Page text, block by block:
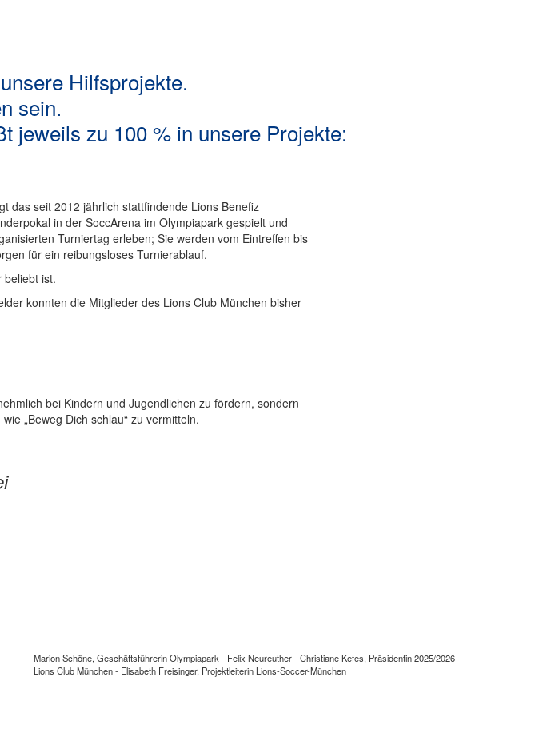
Hilfsprojekte.
sein.
jeweils zu 100 % in unsere Projekte:
das seit 2012 jährlich stattfindende Lions Benefiz
in der SoccArena im Olympiapark gespielt und
Turniertag erleben; Sie werden vom Eintreffen bis
für ein reibungsloses Turnierablauf.
beliebt ist.
konnten die Mitglieder des Lions Club München bisher
bei Kindern und Jugendlichen zu fördern, sondern
„Beweg Dich schlau“ zu vermitteln.
Marion Schöne, Geschäftsführerin Olympiapark - Felix Neureuther - Christiane Kefes, Präsidentin 2025/2026
Lions Club München - Elisabeth Freisinger, Projektleiterin Lions-Soccer-München